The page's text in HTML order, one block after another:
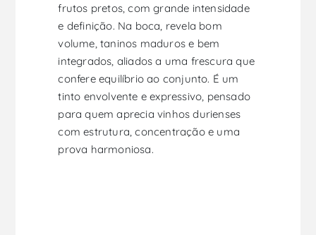
frutos pretos, com grande intensidade
e definição. Na boca, revela bom
volume, taninos maduros e bem
integrados, aliados a uma frescura que
confere equilíbrio ao conjunto. É um
tinto envolvente e expressivo, pensado
para quem aprecia vinhos durienses
com estrutura, concentração e uma
prova harmoniosa.